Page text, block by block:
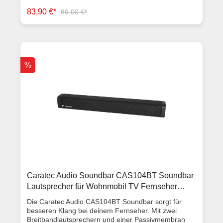
parallel an den 12V-Anschluss des TV-Gerätes
angeschlossen. Die Montage erfolgt mit zwei Haltern,
die einfach zwischen TV-Gerät und einem TV-Halter
Frequenzgang 50-18.000 Hz Abmessungen 480 x 60
x 60 mm Eingang: 3,5 mm Klinkenbuchse Anschluss
Lieferumfang Soundbar VESA-Haltersatz, passend
für die meisten TV-Geräte Klinkenleitung für die
Verbindung zum TV-Gerät Plug & Play
83,90 €* 89,00 €*
%
Caratec Audio Soundbar CAS104BT Soundbar
Lautsprecher für Wohnmobil TV Fernseher
Bluetooth
Die Caratec Audio CAS104BT Soundbar sorgt für
besseren Klang bei deinem Fernseher. Mit zwei
Breitbandlautsprechern und einer Passivmembran